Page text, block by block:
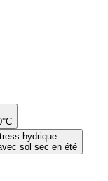
hydrique
sol sec en été